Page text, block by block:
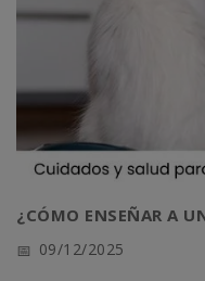
¿CÓMO ENSEÑAR A
09/12/2025